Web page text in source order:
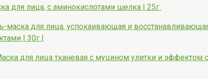
для лица, с аминокислотами шелка | 25г
маска для лица, успокаивающая и
| 30г |
для лица тканевая с муцином улитки и эффектом